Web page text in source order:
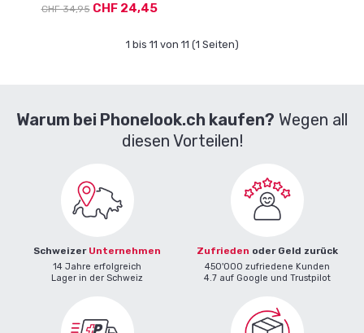
CHF 34,95CHF 24,45
1 bis 11 von 11 (1 Seiten)
Warum bei Phonelook.ch kaufen? Wegen all
diesen Vorteilen!
Schweizer Unternehmen
14 Jahre erfolgreich
Lager in der Schweiz
Zufrieden oder Geld zurück
450'000 zufriedene Kunden
4.7 auf Google und Trustpilot